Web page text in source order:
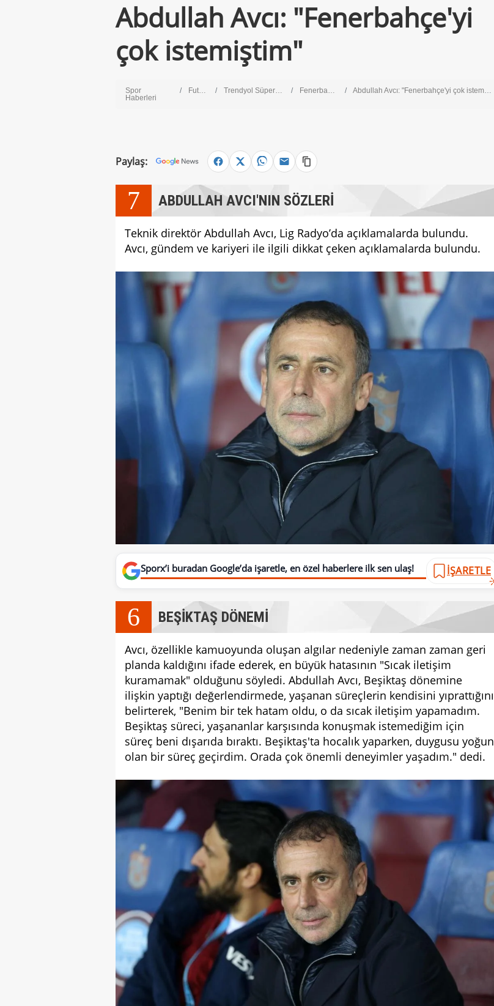
Abdullah Avcı: "Fenerbahçe'yi
çok istemiştim"
Spor
Haberleri
Futbol Trendyol Süper Lig Fenerbahçe Abdullah Avcı: "Fenerbahçe'yi çok istemiştim"
Paylaş:
7 ABDULLAH AVCI'NIN SÖZLERİ
Teknik direktör Abdullah Avcı, Lig Radyo’da açıklamalarda bulundu.
Avcı, gündem ve kariyeri ile ilgili dikkat çeken açıklamalarda bulundu.
Sporx’i buradan Google’da işaretle, en özel haberlere ilk sen ulaş! İŞARETLE
6 BEŞİKTAŞ DÖNEMİ
Avcı, özellikle kamuoyunda oluşan algılar nedeniyle zaman zaman geri
planda kaldığını ifade ederek, en büyük hatasının "Sıcak iletişim
kuramamak" olduğunu söyledi. Abdullah Avcı, Beşiktaş dönemine
ilişkin yaptığı değerlendirmede, yaşanan süreçlerin kendisini yıprattığını
belirterek, "Benim bir tek hatam oldu, o da sıcak iletişim yapamadım.
Beşiktaş süreci, yaşananlar karşısında konuşmak istemediğim için
süreç beni dışarıda bıraktı. Beşiktaş'ta hocalık yaparken, duygusu yoğun
olan bir süreç geçirdim. Orada çok önemli deneyimler yaşadım." dedi.